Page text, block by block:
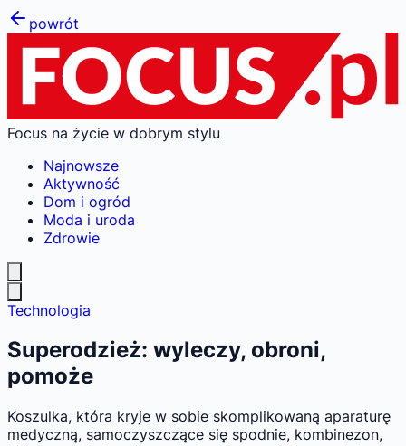
powrót
Focus na życie w dobrym stylu
Najnowsze
Aktywność
Dom i ogród
Moda i uroda
Zdrowie
Technologia
Superodzież: wyleczy, obroni,
pomoże
Koszulka, która kryje w sobie skomplikowaną aparaturę
medyczną, samoczyszczące się spodnie, kombinezon,